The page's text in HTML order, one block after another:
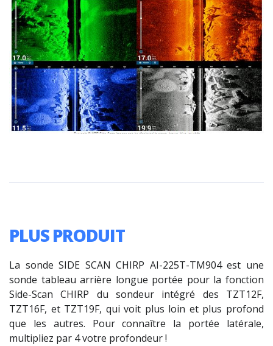
PLUS PRODUIT
La sonde SIDE SCAN CHIRP AI-225T-TM904 est une
sonde tableau arrière longue portée pour la fonction
Side-Scan CHIRP du sondeur intégré des TZT12F,
TZT16F, et TZT19F, qui voit plus loin et plus profond
que les autres. Pour connaître la portée latérale,
multipliez par 4 votre profondeur !